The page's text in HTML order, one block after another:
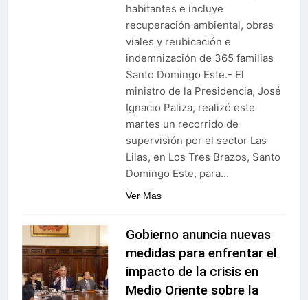
habitantes e incluye
recuperación ambiental, obras
viales y reubicación e
indemnización de 365 familias
Santo Domingo Este.- El
ministro de la Presidencia, José
Ignacio Paliza, realizó este
martes un recorrido de
supervisión por el sector Las
Lilas, en Los Tres Brazos, Santo
Domingo Este, para…
Ver Mas
Gobierno anuncia nuevas
medidas para enfrentar el
impacto de la crisis en
Medio Oriente sobre la